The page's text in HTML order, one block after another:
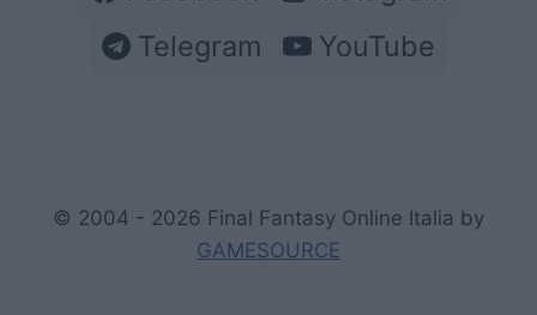
Telegram
YouTube
© 2004 - 2026 Final Fantasy Online Italia by
GAMESOURCE